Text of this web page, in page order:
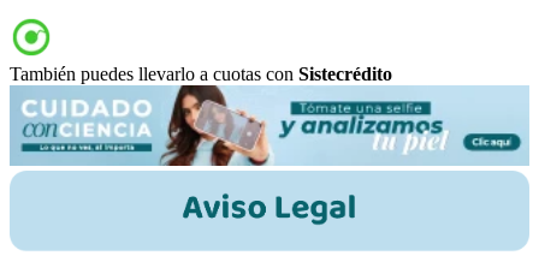
También puedes llevarlo a cuotas con Sistecrédito